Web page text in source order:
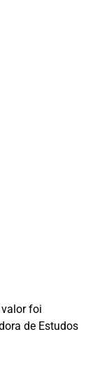
foi
de Estudos